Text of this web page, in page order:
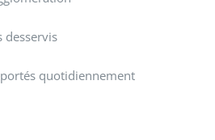
desservis
quotidiennement